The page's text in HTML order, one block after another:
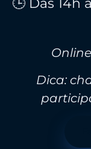
🕒 Das 14h
Dica: